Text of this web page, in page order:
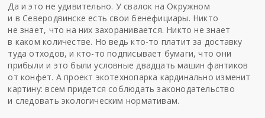
Да и это не удивительно. У свалок на Окружном
и в Северодвинске есть свои бенефициары. Никто
не знает, что на них захоранивается. Никто не знает
в каком количестве. Но ведь кто-то платит за доставку
туда отходов, и кто-то подписывает бумаги, что они
прибыли и это были условные двадцать машин фантиков
от конфет. А проект экотехнопарка кардинально изменит
картину: всем придется соблюдать законодательство
и следовать экологическим нормативам.